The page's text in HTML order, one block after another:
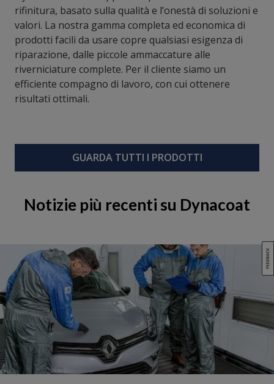
rifinitura, basato sulla qualità e l’onestà di soluzioni e
valori. La nostra gamma completa ed economica di
prodotti facili da usare copre qualsiasi esigenza di
riparazione, dalle piccole ammaccature alle
riverniciature complete. Per il cliente siamo un
efficiente compagno di lavoro, con cui ottenere
risultati ottimali.
GUARDA TUTTI I PRODOTTI
Notizie più recenti su Dynacoat